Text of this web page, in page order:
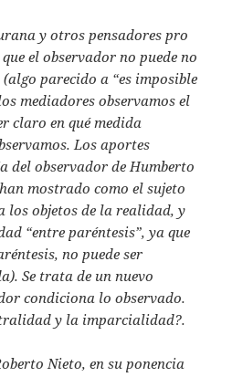
y otros pensadores pro
el observador no puede no
parecido a “es imposible
mediadores observamos el
claro en qué medida
Los aportes
del observador de Humberto
mostrado como el sujeto
los objetos de la realidad, y
“entre paréntesis”, ya que
no puede ser
Se trata de un nuevo
condiciona lo observado.
y la imparcialidad?.
Nieto, en su ponencia